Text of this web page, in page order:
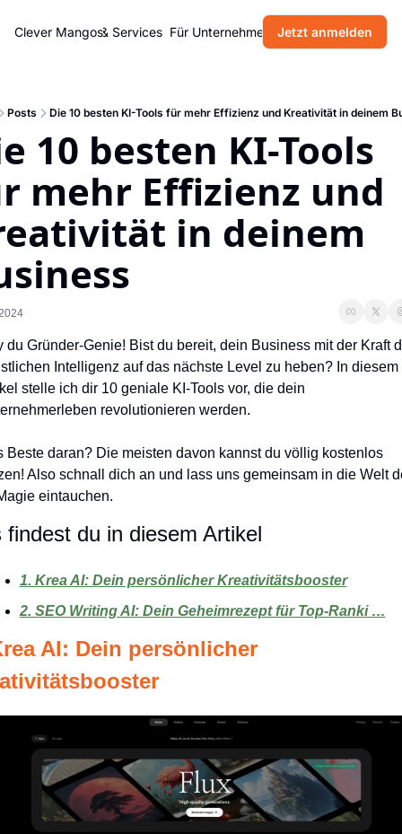
Clever Mangos
Home Produkte & Services Für Unternehmen Blog Über uns
Jetzt anmelden
Posts Die 10 besten KI-Tools für mehr Effizienz und Kreativität in deinem
10 besten KI-Tools
mehr Effizienz und
in deinem
du Gründer-Genie! Bist du bereit, dein Business mit der Kraft
Intelligenz auf das nächste Level zu heben? In diesem
stelle ich dir 10 geniale KI-Tools vor, die dein
revolutionieren werden.
Beste daran? Die meisten davon kannst du völlig kostenlos
Also schnall dich an und lass uns gemeinsam in die Welt
eintauchen.
findest du in diesem Artikel
1. Krea AI: Dein persönlicher Kreativitätsbooster
2. SEO Writing AI: Dein Geheimrezept für Top-Ranki …
AI: Dein persönlicher